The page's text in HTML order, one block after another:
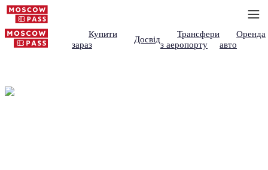
Купити
зараз
Досвід
Трансфери
з аеропорту
Оренда
авто